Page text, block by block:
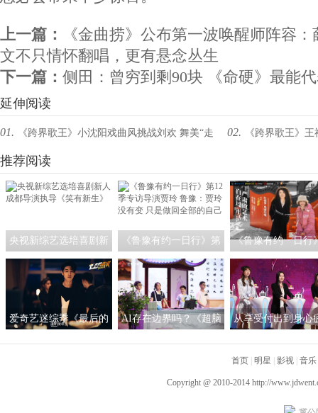
上一篇：
《金曲捞》公布第一波唤醒师阵容
文不只情怀翻唱，更有悬念丛生
下一篇： 侧田：曾穷到剩90块 《命硬》最能
延伸阅读
01. 《跨界歌王》小沈阳戏曲风挑战刘欢 舞美“走
心”羡煞众星
02. 《跨界歌王》
推荐阅读
央视新综艺选培喜剧新
人 成都导演执导《笑有
新生》
《鲁豫有约一日行》第
12季专访导演贾玲 鲁
豫：贾玲没有变 只是做
回全部的自己
《鲁豫有约一日行
访王潮歌：我希望
是一个严肃的艺
爱奇艺迷综季《最后的
AI存在边界吗？《超脑
从享受付出到身心
间不必过度承担
首页 明星 影视 音乐
Copyright @ 2010-2014 http://